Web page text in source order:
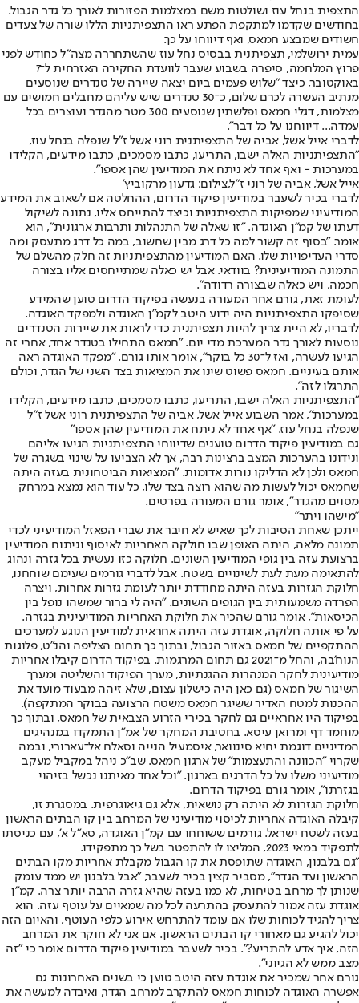
התצפית בנחל עוז ושולטות משם במצלמות הפזורות לאורך כל גדר הגבול.
בחודשים שקדמו למתקפת הפתע ראו התצפיתניות הללו שורה של צעדים
חשודים שמבצע חמאס, ואף דיווחו על כך.
עמית ירושלמי, תצפיתנית בבסיס נחל עוז שהשתחררה מצה"ל כחודש לפני
פרוץ המלחמה, סיפרה בשבוע שעבר לוועדת החקירה האזרחית ל־7
באוקטובר, כיצד "שלוש פעמים ביום יצאה שיירה של טנדרים שנוסעים
מנתיב העשרה לכרם שלום, כ־30 טנדרים שיש עליהם מחבלים חמושים עם
מצלמות, דגלי חמאס ופלשתין שנוסעים 300 מטר מהגדר ועוצרים בכל
עמדה... דיווחנו על כל דבר".
לדברי אייל אשל, אביה של התצפיתנית רוני אשל ז"ל שנפלה בנחל עוז,
"התצפיתניות האלה ישבו, התריעו, כתבו מסמכים, כתבו מידעים, הקלידו
במערכות - ואף אחד לא ניתח את המודיעין שהן אספו".
אייל אשל, אביה של רוני ז"ל,צילום: גדעון מרקוביץ'
לדברי בכיר לשעבר במודיעין פיקוד הדרום, ההחלטה אם לשאוב את המידע
המודיעיני שמפיקות התצפיתניות וכיצד להתייחס אליו, נתונה לשיקול
דעתו של קמ"ן האוגדה. "זו שאלה של התנהלות ותרבות ארגונית", הוא
אומר. "בסוף זה קשור למה כל דרג מבין שחשוב, במה כל דרג מתעסק ומה
סדרי העדיפויות שלו. האם המודיעין מהתצפיתניות זה חלק מהשלם של
התמונה המודיעינית? בוודאי. אבל יש כאלה שמתייחסים אליו בצורה
חכמה, ויש כאלה שבצורה רדודה".
לעומת זאת, גורם אחר המעורה בנעשה בפיקוד הדרום טוען שהמידע
שסיפקו התצפיתניות היה ידוע היטב לקמ"ן האוגדה ולמפקד האוגדה.
לדבריו, לא היית צריך להיות תצפיתנית כדי לראות את שיירות הטנדרים
נוסעות לאורך גדר המערכת מדי יום. "חמאס התחילו בטנדר אחד, אחרי זה
הגיעו לעשרה, ואז ל־30 כל בוקר", אומר אותו גורם. "מפקד האוגדה ראה
אותם בעיניים. חמאס פשוט שינו את המציאות בצד השני של הגדר, וכולם
התרגלו לזה".
"התצפיתניות האלה ישבו, התריעו, כתבו מסמכים, כתבו מידעים, הקלידו
במערכות", אמר השבוע אייל אשל, אביה של התצפיתנית רוני אשל ז"ל
שנפלה בנחל עוז. "אף אחד לא ניתח את המודיעין שהן אספו"
גם במודיעין פיקוד הדרום טוענים שדיווחי התצפיתניות הגיעו אליהם
ונידונו בהערכות המצב ברצינות רבה, אך לא הצביעו על שינוי בשגרה של
חמאס ולכן לא הדליקו נורות אדומות. "המציאות הביטחונית בעזה היתה
שחמאס יכול לעשות מה שהוא רוצה בצד שלו, כל עוד הוא נמצא במרחק
מסוים מהגדר", אומר גורם המעורה בפרטים.
"מישהו ויתר"
ייתכן שאחת הסיבות לכך שאיש לא חיבר את שברי הפאזל המודיעיני לכדי
תמונה מלאה, היתה האופן שבו חולקה האחריות לאיסוף וניתוח המודיעין
ברצועת עזה בין גופי המודיעין השונים. חלוקה כזו נעשית בכל גזרה ונהוג
להתאימה מעת לעת לשינויים בשטח. אבל לדברי גורמים שעימם שוחחנו,
חלוקת הגזרות בעזה היתה מחודדת יותר לעומת גזרות אחרות, ויצרה
הפרדה משמעותית בין הגופים השונים. "היה לי ברור שמשהו נופל בין
הכיסאות", אומר גורם שהכיר את חלוקת האחריות המודיעינית בגזרה.
על פי אותה חלוקה, אוגדת עזה היתה אחראית למודיעין הנוגע למערכים
ההתקפיים של חמאס באזור הגבול, ובתוך כך תחום הצליפה והנ"ט, פלוגות
הנוח'בה, והחל מ־2021 גם תחום המרגמות. בפיקוד הדרום קיבלו אחריות
מודיעינית לחקר המנהרות ההגנתיות, מערך הפיקוד והשליטה ומערך
השיגור של חמאס (גם כאן היה כישלון עצום, שלא זיהה מבעוד מועד את
ההכנות למטח האדיר ששיגר חמאס משטח הרצועה בבוקר המתקפה).
בפיקוד היו אחראיים גם לחקר בכירי הזרוע הצבאית של חמאס, ובתוך כך
מוחמד דף ומרואן עיסא. בחטיבת המחקר של אמ"ן התמקדו במנהיגים
המדיניים דוגמת יחיא סינוואר, איסמעיל הנייה וסאלח אל־עארורי, ובמה
שקרוי "הכוונה והתעצמות" של ארגון חמאס. שב"כ ניהל במקביל מעקב
מודיעיני משלו על כל הדרגים בארגון. "וכל אחד מאיתנו נכשל בזיהוי
בגזרתו", אומר גורם בפיקוד הדרום.
חלוקת הגזרות לא היתה רק נושאית, אלא גם גיאוגרפית. במסגרת זו,
קיבלה האוגדה אחריות לכיסוי מודיעיני של המרחב בין קו הבתים הראשון
בעזה לשטח ישראל. גורמים ששוחחו עם קמ"ן האוגדה, סא"ל א', עם כניסתו
לתפקיד במאי 2023, המליצו לו להתפטר בשל כך מתפקידו.
"גם בלבנון, האוגדה שתופסת את קו הגבול מקבלת אחריות מקו הבתים
הראשון ועד הגדר", מסביר קצין בכיר לשעבר, "אבל בלבנון יש ממד עומק
שנותן לך מרחב בטיחות, לא כמו בעזה שהיא גזרה הרבה יותר צרה. קמ"ן
אוגדת עזה אמור להתעסק בהתרעה לכל מה שמאיים על עוטף עזה. הוא
צריך להגיד לכוחות שלו אם עומד להתרחש אירוע כלפי העוטף, והאיום הזה
יכול להגיע גם מאחורי קו הבתים הראשון. אם אני לא חוקר את המרחב
הזה, איך אדע להתריע?". בכיר לשעבר במודיעין פיקוד הדרום אומר כי "זה
מצב ממש לא הגיוני".
גורם אחר שמכיר את אוגדת עזה היטב טוען כי בשנים האחרונות גם
אפשרה האוגדה לכוחות חמאס להתקרב למרחב הגדר, ואיבדה למעשה את